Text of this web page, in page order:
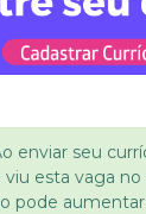
enviar seu
esta vaga no
pode